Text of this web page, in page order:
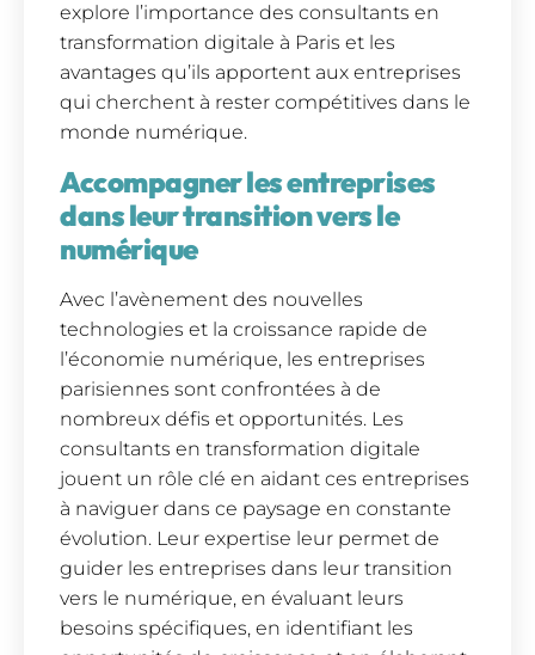
explore l’importance des consultants en
transformation digitale à Paris et les
avantages qu’ils apportent aux entreprises
qui cherchent à rester compétitives dans le
monde numérique.
Accompagner les entreprises
dans leur transition vers le
numérique
Avec l’avènement des nouvelles
technologies et la croissance rapide de
l’économie numérique, les entreprises
parisiennes sont confrontées à de
nombreux défis et opportunités. Les
consultants en transformation digitale
jouent un rôle clé en aidant ces entreprises
à naviguer dans ce paysage en constante
évolution. Leur expertise leur permet de
guider les entreprises dans leur transition
vers le numérique, en évaluant leurs
besoins spécifiques, en identifiant les